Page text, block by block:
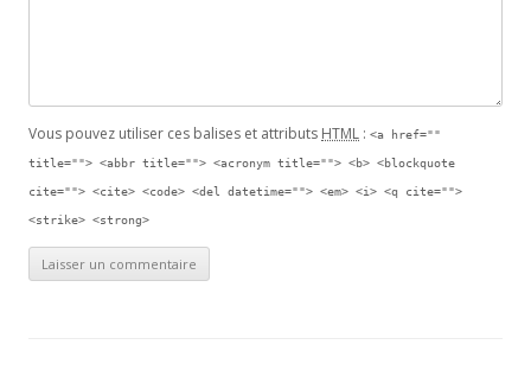
Vous pouvez utiliser ces balises et attributs HTML : <a href=""
title=""> <abbr title=""> <acronym title=""> <b> <blockquote
cite=""> <cite> <code> <del datetime=""> <em> <i> <q cite="">
<strike> <strong>